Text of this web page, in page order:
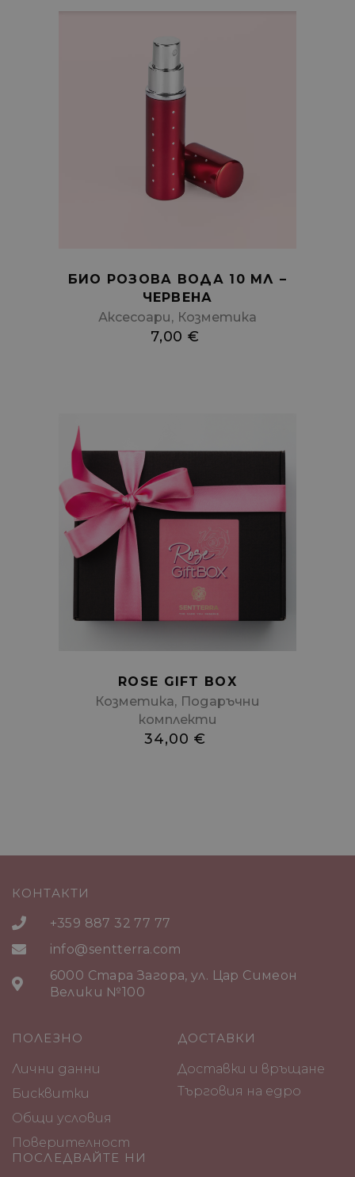
Add
to
cart
БИО РОЗОВА ВОДА 10 МЛ –
ЧЕРВЕНА
Аксесоари, Козметика
7,00€
Add
cart
ROSE GIFT BOX
Козметика, Подаръчни
комплекти
34,00 €
КОНТАКТИ
+359 887 32 77 77
info@sentterra.com
6000 Стара Загора, ул. Цар Симеон
Велики №100
ПОЛЕЗНО
Лични данни
Бисквитки
Общи условия
Поверителност
ДОСТАВКИ
Доставки и връщане
Търговия на едро
ПОСЛЕДВАЙТЕ НИ